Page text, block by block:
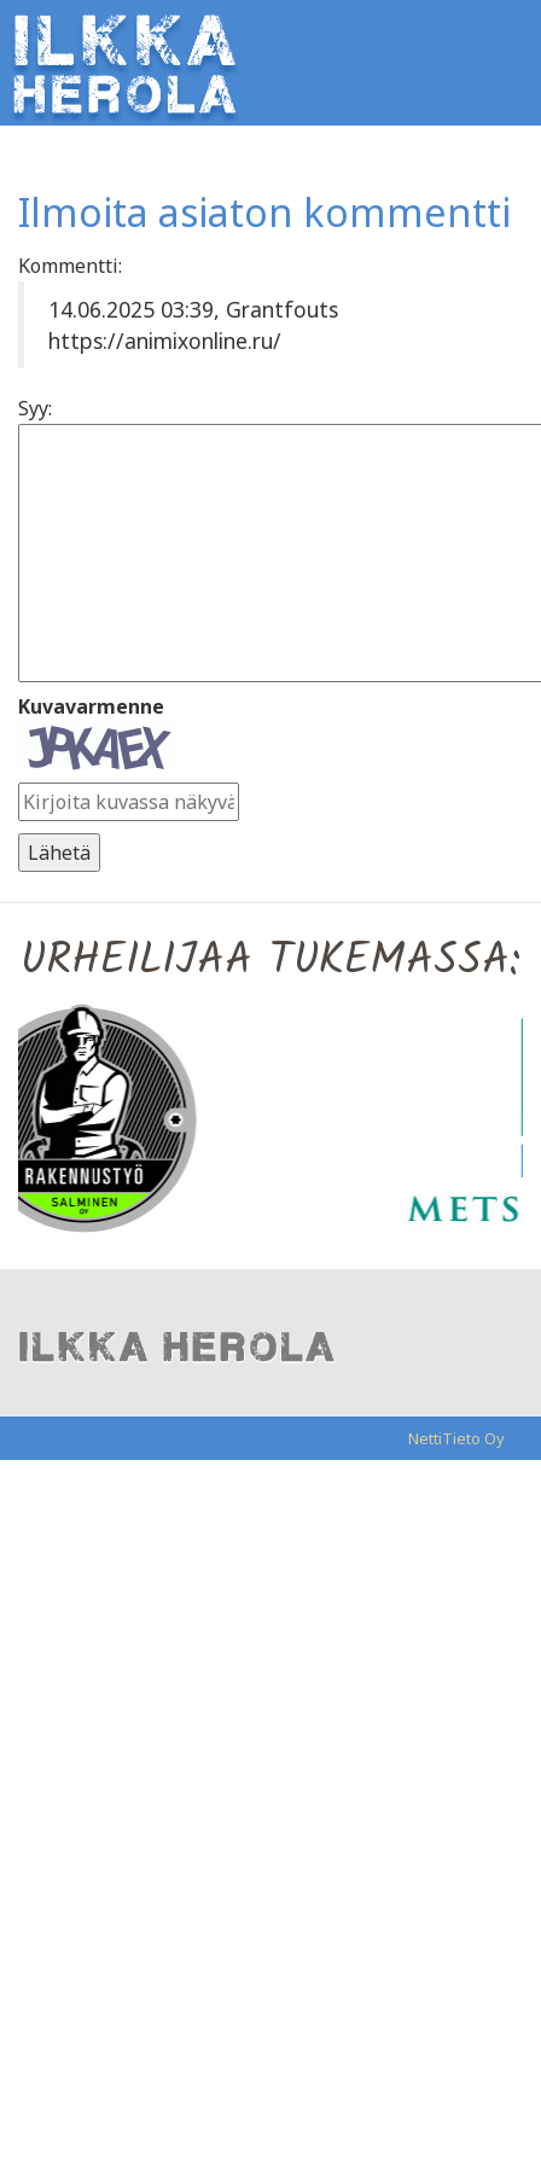
Ilmoita asiaton kommentti
Kommentti:
14.06.2025 03:39, Grantfouts
https://animixonline.ru/
Syy:
Kuvavarmenne
URHEILIJAA TUKEMASSA:
NettiTieto Oy